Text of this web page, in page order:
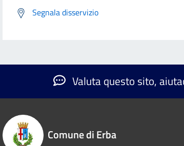
Segnala disservizio
Valuta questo sito,
Comune di Erba